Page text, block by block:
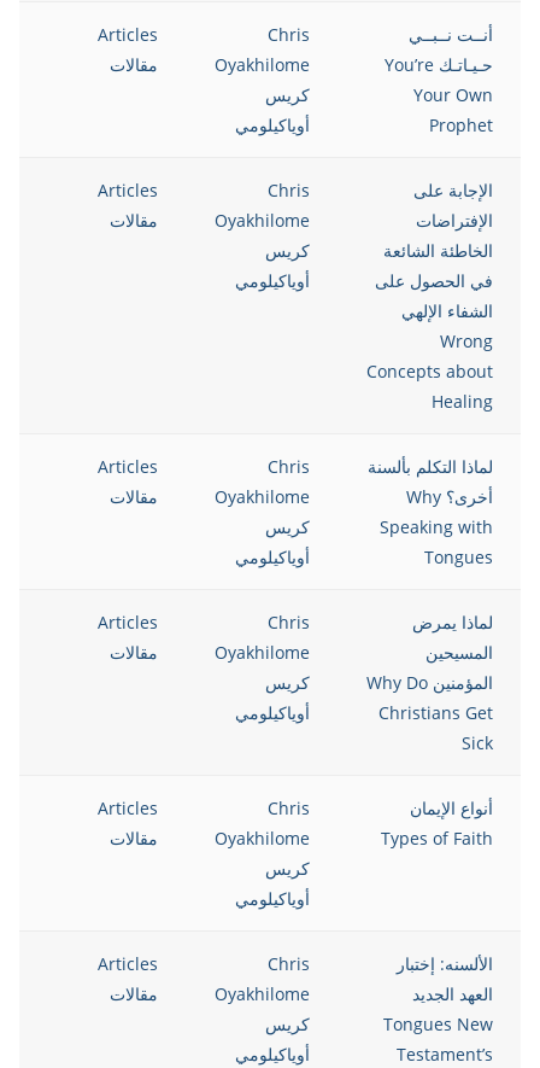
أنــت نــبــي
حـيـاتـك You’re
Your Own
Prophet
Chris
Oyakhilome
كريس
أوياكيلومي
Articles
مقالات
الإجابة على
الإفتراضات
الخاطئة الشائعة
في الحصول على
الشفاء الإلهي
Wrong
Concepts about
Healing
Chris
Oyakhilome
كريس
أوياكيلومي
Articles
مقالات
لماذا التكلم بألسنة
أخرى؟ Why
Speaking with
Tongues
Chris
Oyakhilome
كريس
أوياكيلومي
Articles
مقالات
لماذا يمرض
المسيحين
المؤمنين Why Do
Christians Get
Sick
Chris
Oyakhilome
كريس
أوياكيلومي
Articles
مقالات
أنواع الإيمان
Types of Faith
Chris
Oyakhilome
كريس
أوياكيلومي
Articles
مقالات
الألسنه: إختبار
العهد الجديد
Tongues New
Testament’s
Chris
Oyakhilome
كريس
أوياكيلومي
Articles
مقالات